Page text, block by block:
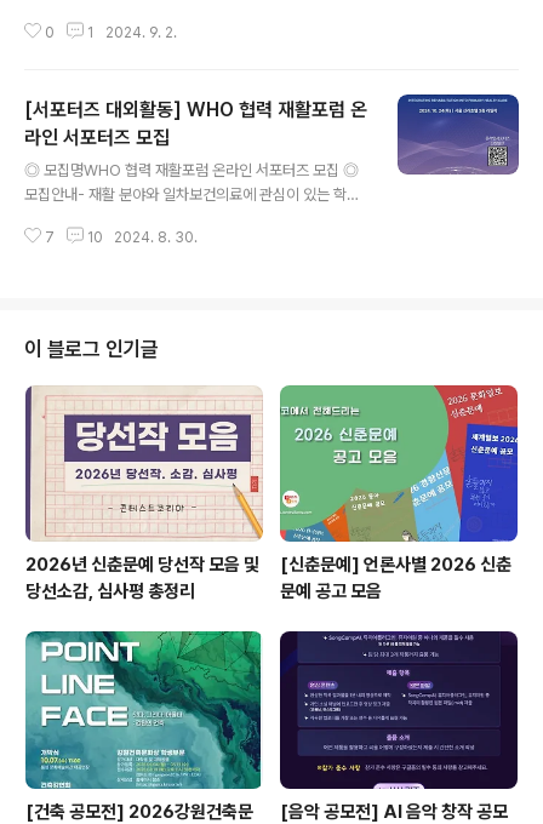
4.9.2.(월)~24.9..8(일)- 합격발표: 24.9.10.(화)- 활동기
작성 ◎ 활동 혜택- 대외활동증명서- 우수 서포터즈 개별
포상 ◎ 신청 방법구글폼 지원 접수 ◎ 주 최딩동유 ◎ 담
당자 TIP길고 짧은 건 대 봐야 아는 법!딩동유 대학생 서포
터즈 4기는 지원자 모두가 합격이랍니다.(지나치게 성의
마음대로지만, 수료는 아닌 거 다들 아..
0 1 2024. 9. 2.
[서포터즈 대외활동] WHO 협력 재활포럼 온
라인 서포터즈 모집
◎ 모집명WHO 협력 재활포럼 온라인 서포터즈 모집 ◎
모집안내- 재활 분야와 일차보건의료에 관심이 있는 학생
이상 온라인 활동이 가능한 분- 개인 SNS(블로그, 인스타
간호과, 물리치료학과, 작업치료학과 등) ◎ 모집기간202
4.08.26. ~ 2024.09.06. ◎ 모집일정- 면접전형(유선)
; 2024.09.11. ~ 2024.09.13.- 합격자 발표: 2024.09.
17.*모집 일정은 기관 사정에 따라 변동 가능 ◎ 활동기간
2024년 09월 30일(월). ..
7 10 2024. 8. 30.
이 블로그 인기글
2026년 신춘문예 당선작 모음 및
당선소감, 심사평 총정리
[신춘문예] 언론사별 2026 신춘
문예 공고 모음
[건축 공모전] 2026강원건축문
[음악 공모전] AI 음악 창작 공모